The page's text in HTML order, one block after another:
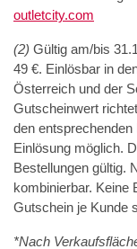
outletcity.com
(2) Gültig am/bis
49 €. Einlösbar in
Österreich und der
Gutscheinwert
den
Einlösung möglich.
Bestellungen gültig.
kombinierbar. Keine
Gutschein je Kunde
*Nach